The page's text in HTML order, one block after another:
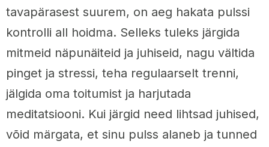
tavapärasest suurem, on aeg hakata pulssi
kontrolli all hoidma. Selleks tuleks järgida
mitmeid näpunäiteid ja juhiseid, nagu vältida
pinget ja stressi, teha regulaarselt trenni,
jälgida oma toitumist ja harjutada
meditatsiooni. Kui järgid need lihtsad juhised,
võid märgata, et sinu pulss alaneb ja tunned